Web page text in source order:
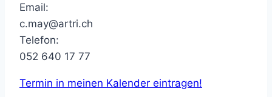
Email:
c.may@artri.ch
Telefon:
052 640 17 77
Termin in meinen Kalender eintragen!